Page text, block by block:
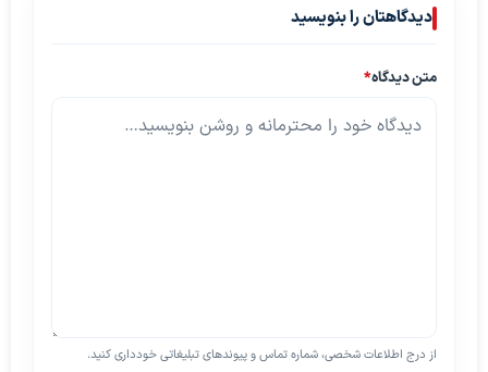
دیدگاهتان را بنویسید
متن دیدگاه*
از درج اطلاعات شخصی، شماره تماس و پیوندهای تبلیغاتی خودداری کنید.